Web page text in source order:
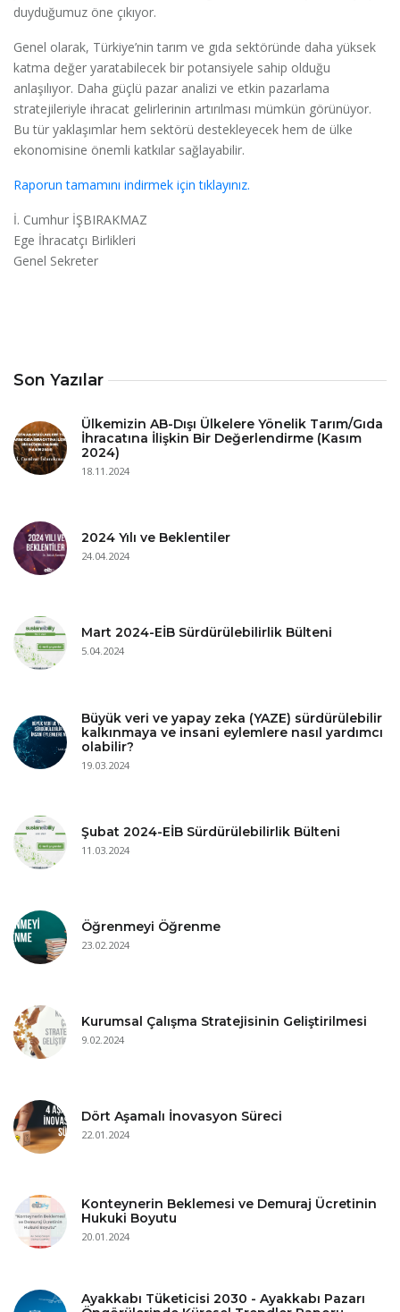
Son Yazılar
Ülkemizin AB-Dışı Ülkelere Yönelik Tarım/Gıda
İhracatına İlişkin Bir Değerlendirme (Kasım
2024)
18.11.2024
2024 Yılı ve Beklentiler
24.04.2024
Mart 2024-EİB Sürdürülebilirlik Bülteni
5.04.2024
Büyük veri ve yapay zeka (YAZE) sürdürülebilir
kalkınmaya ve insani eylemlere nasıl yardımcı
olabilir?
19.03.2024
Şubat 2024-EİB Sürdürülebilirlik Bülteni
11.03.2024
Öğrenmeyi Öğrenme
23.02.2024
Kurumsal Çalışma Stratejisinin Geliştirilmesi
9.02.2024
Dört Aşamalı İnovasyon Süreci
22.01.2024
Konteynerin Beklemesi ve Demuraj Ücretinin
Hukuki Boyutu
20.01.2024
Ayakkabı Tüketicisi 2030 - Ayakkabı Pazarı
duyduğumuz öne çıkıyor.
Genel olarak, Türkiye’nin tarım ve gıda sektöründe daha yüksek
katma değer yaratabilecek bir potansiyele sahip olduğu
anlaşılıyor. Daha güçlü pazar analizi ve etkin pazarlama
stratejileriyle ihracat gelirlerinin artırılması mümkün görünüyor.
Bu tür yaklaşımlar hem sektörü destekleyecek hem de ülke
ekonomisine önemli katkılar sağlayabilir.
Raporun tamamını indirmek için tıklayınız.
İ. Cumhur İŞBIRAKMAZ
Ege İhracatçı Birlikleri
Genel Sekreter